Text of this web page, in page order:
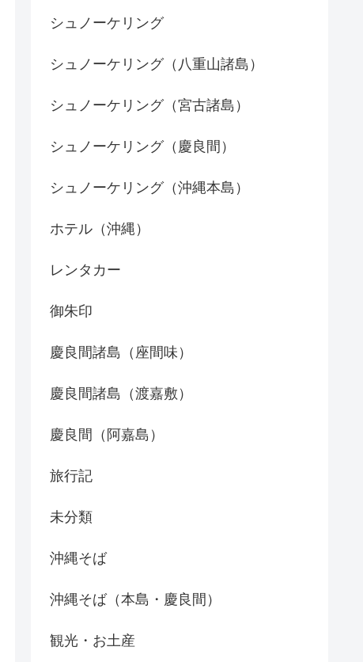
シュノーケリング
シュノーケリング（八重山諸島）
シュノーケリング（宮古諸島）
シュノーケリング（慶良間）
シュノーケリング（沖縄本島）
ホテル（沖縄）
レンタカー
御朱印
慶良間諸島（座間味）
慶良間諸島（渡嘉敷）
慶良間（阿嘉島）
旅行記
未分類
沖縄そば
沖縄そば（本島・慶良間）
観光・お土産